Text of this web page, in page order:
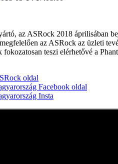
az ASRock 2018 áprilisában
az ASRock az üzleti
fokozatosan teszi elérhetővé a
oldal
Facebook oldal
Insta